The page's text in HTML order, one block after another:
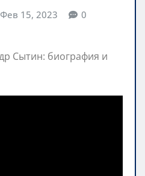
Фев 15, 2023 0